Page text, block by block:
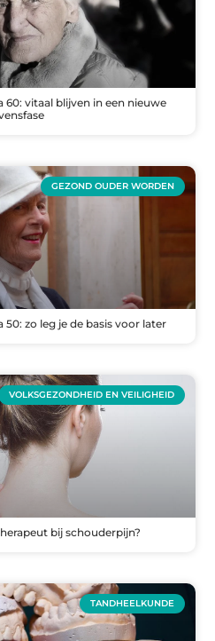
vitaal blijven in een nieuwe
GEZOND OUDER WORDEN
zo leg je de basis voor later
VOLKSGEZONDHEID EN VEILIGHEID
bij schouderpijn?
TANDHEELKUNDE